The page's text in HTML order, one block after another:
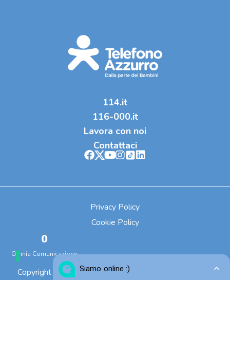
114.it
116-000.it
Lavora con noi
Contattaci
Privacy Policy
Cookie Policy
Omnia Comunicazione
Copyright © 2023 Fondazione SOS il Telefono Azzurro